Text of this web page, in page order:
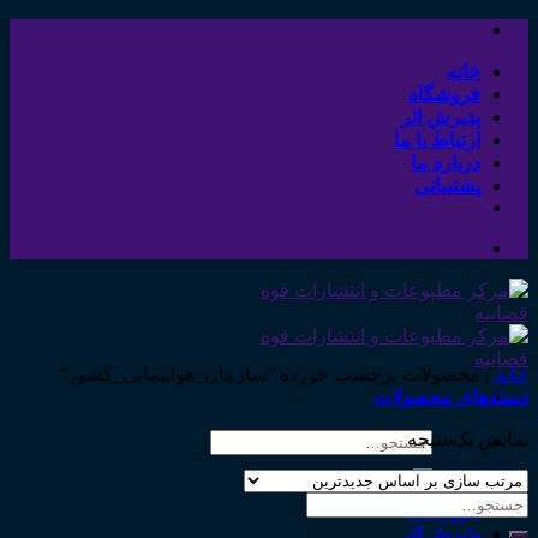
Skip
contentخانه
فروشگاه
پذیرش اثر
ارتباط با ما
درباره ما
پشتیبانی
جستجو
خانه
فروشگاه
پذیرش اثر
خانه /محصولات برچسب خورده “سازمان_هواپیمایی_کشور”
دسته‌های محصولات
نمایش یک نتیجه
جستجو